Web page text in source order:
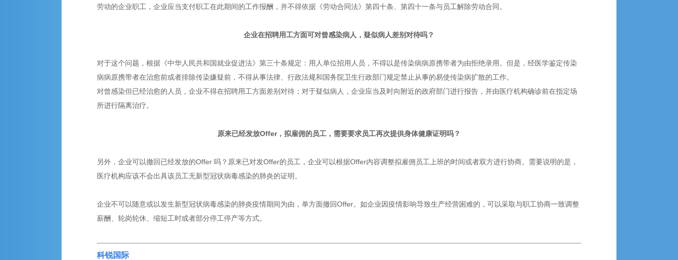
劳动的企业职工，企业应当支付职工在此期间的工作报酬，并不得依据《劳动合同法》第四十条、第四十一条与员工解除劳动合同。
企业在招聘用工方面可对曾感染病人，疑似病人差别对待吗？
对于这个问题，根据《中华人民共和国就业促进法》第三十条规定：用人单位招用人员，不得以是传染病病原携带者为由拒绝录用。但是，经医学鉴定传染
病病原携带者在治愈前或者排除传染嫌疑前，不得从事法律、行政法规和国务院卫生行政部门规定禁止从事的易使传染病扩散的工作。
对曾感染但已经治愈的人员，企业不得在招聘用工方面差别对待；对于疑似病人，企业应当及时向附近的政府部门进行报告，并由医疗机构确诊前在指定场
所进行隔离治疗。
原来已经发放Offer，拟雇佣的员工，需要要求员工再次提供身体健康证明吗？
另外，企业可以撤回已经发放的Offer 吗？原来已对发Offer的员工，企业可以根据Offer内容调整拟雇佣员工上班的时间或者双方进行协商。需要说明的是，
医疗机构应该不会出具该员工无新型冠状病毒感染的肺炎的证明。
企业不可以随意或以发生新型冠状病毒感染的肺炎疫情期间为由，单方面撤回Offer。如企业因疫情影响导致生产经营困难的，可以采取与职工协商一致调整
薪酬、轮岗轮休、缩短工时或者部分停工停产等方式。
科锐国际